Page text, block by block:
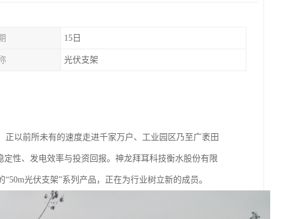
15日
光伏支架
以前所未有的速度走进千家万户、工业园区乃至广袤田
性、发电效率与投资回报。神龙拜耳科技衡水股份有限
光伏支架”系列产品，正在为行业树立新的成员。